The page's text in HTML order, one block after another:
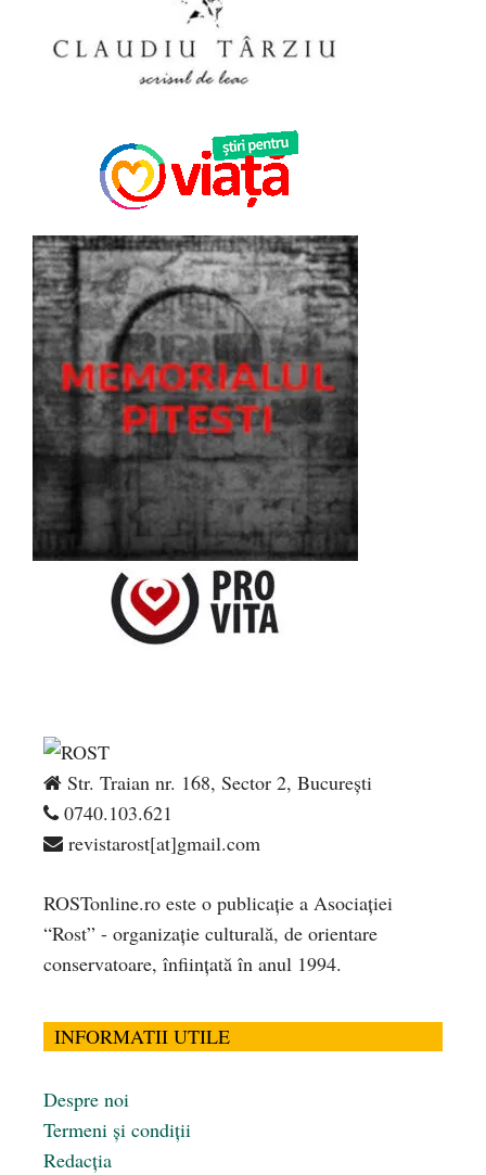
Str. Traian nr. 168, Sector 2, București
0740.103.621
revistarost[at]gmail.com
ROSTonline.ro este o publicaţie a Asociaţiei
“Rost” - organizaţie culturală, de orientare
conservatoare, înfiinţată în anul 1994.
INFORMATII UTILE
Despre noi
Termeni și condiții
Redacția